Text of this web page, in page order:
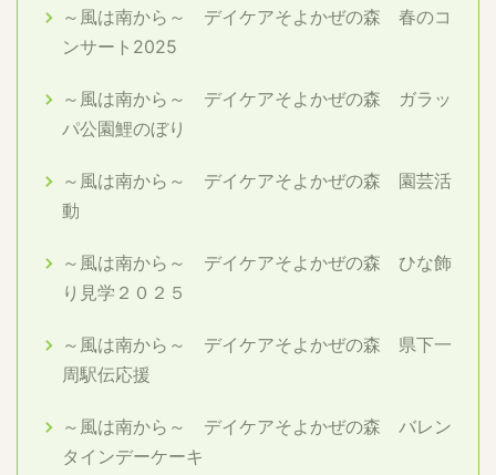
～風は南から～ デイケアそよかぜの森 春のコ
ンサート2025
～風は南から～ デイケアそよかぜの森 ガラッ
パ公園鯉のぼり
～風は南から～ デイケアそよかぜの森 園芸活
動
～風は南から～ デイケアそよかぜの森 ひな飾
り見学２０２５
～風は南から～ デイケアそよかぜの森 県下一
周駅伝応援
～風は南から～ デイケアそよかぜの森 バレン
タインデーケーキ